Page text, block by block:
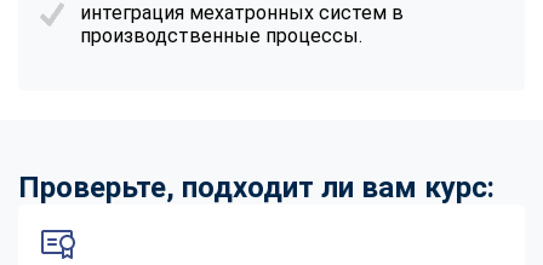
интеграция мехатронных систем в
производственные процессы.
Проверьте, подходит ли вам курс: